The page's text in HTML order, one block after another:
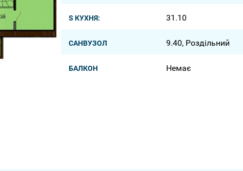
S КУХНЯ: 31.10
САНВУЗОЛ 9.40, Роздільний
БАЛКОН Немає